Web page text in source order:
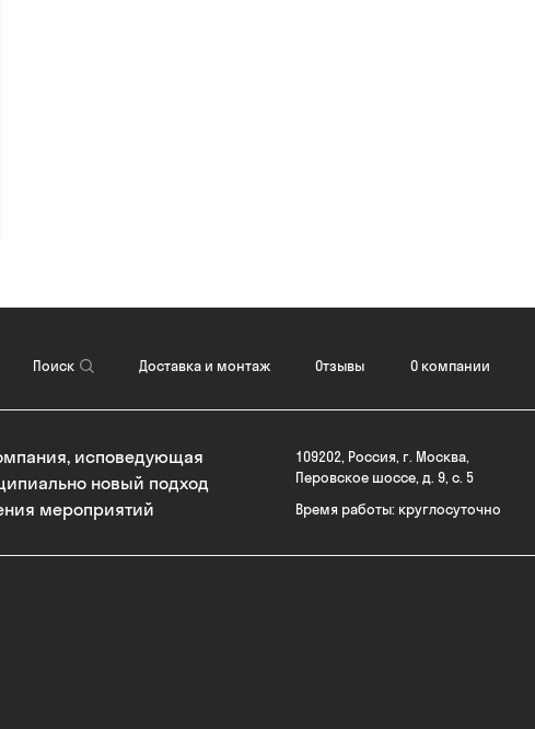
Поиск Доставка и монтаж Отзывы О компании
исповедующая
новый подход
мероприятий
109202, Россия, г. Москва,
Перовское шоссе, д. 9, с. 5
Время работы: круглосуточно